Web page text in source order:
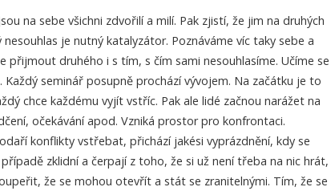
na sebe všichni zdvořilí a milí. Pak zjistí, že jim na druhých
nesouhlas je nutný katalyzátor. Poznáváme víc taky sebe a
přijmout druhého i s tím, s čím sami nesouhlasíme. Učíme se
Každý seminář posupně prochází vývojem. Na začátku je to
chce každému vyjít vstříc. Pak ale lidé začnou narážet na
očekávání apod. Vzniká prostor pro konfrontaci.
konflikty vstřebat, přichází jakési vyprázdnění, kdy se
zklidní a čerpají z toho, že si už není třeba na nic hrát,
že se mohou otevřít a stát se zranitelnými. Tím, že se